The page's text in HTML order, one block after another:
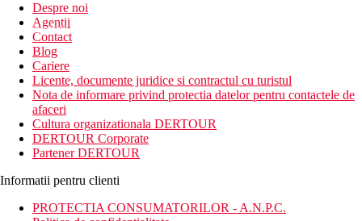
newsletter!
Despre noi
Agentii
Contact
Blog
Cariere
Licente, documente juridice si contractul cu turistul
Nota de informare privind protectia datelor pentru contactele de
afaceri
Cultura organizationala DERTOUR
DERTOUR Corporate
Partener DERTOUR
Informatii pentru clienti
PROTECTIA CONSUMATORILOR - A.N.P.C.